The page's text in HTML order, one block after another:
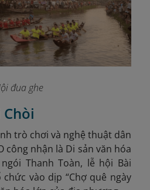
đua ghe
trò chơi và nghệ thuật dân
công nhận là Di sản văn hóa
Thanh Toàn, lễ hội Bài
vào dịp “Chợ quê ngày